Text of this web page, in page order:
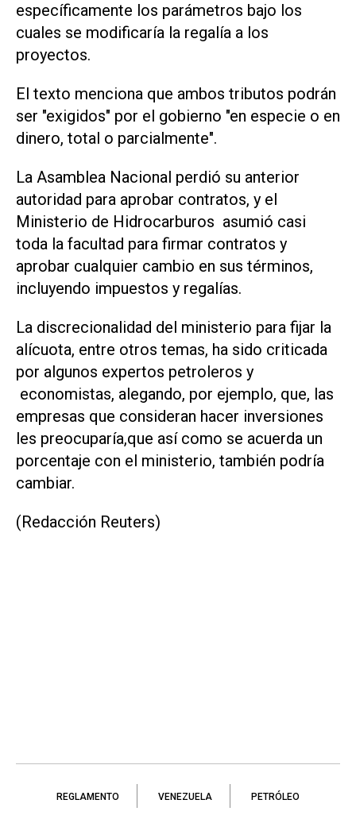
específicamente los parámetros bajo los
cuales se modificaría la regalía a los
proyectos.
El texto menciona que ambos tributos podrán
ser "exigidos" ‌por el gobierno "en especie o en
dinero, total o parcialmente".
La Asamblea Nacional perdió su anterior
autoridad para aprobar contratos, y el
Ministerio de Hidrocarburos asumió casi
toda la facultad para firmar ‌contratos y
aprobar cualquier cambio en sus términos,
incluyendo impuestos y regalías.
La discrecionalidad del ministerio para ‌fijar la
⁠alícuota, entre otros temas, ha sido criticada
por algunos expertos petroleros ​y
economistas, alegando, por ejemplo, que, las
empresas que consideran hacer inversiones
les preocuparía,que así como se acuerda un
porcentaje con el ministerio, también podría
cambiar.
(Redacción Reuters)
REGLAMENTO VENEZUELA PETRÓLEO